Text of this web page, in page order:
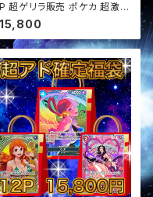
超ゲリラ販売 ポケカ 超激ア
BOX確定 オリパ